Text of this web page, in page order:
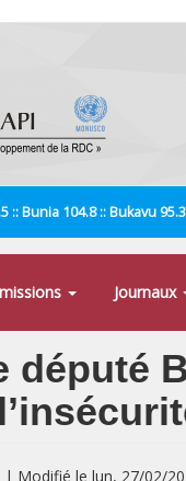
:: Bunia 104.8 :: Bukavu
Journaux
député
Modifié le lun, 27/02/